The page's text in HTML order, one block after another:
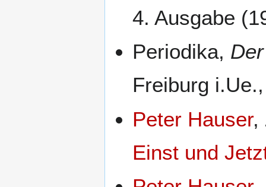
4. Ausgabe
Periodika,
Freiburg
Peter Hauser,
Einst und